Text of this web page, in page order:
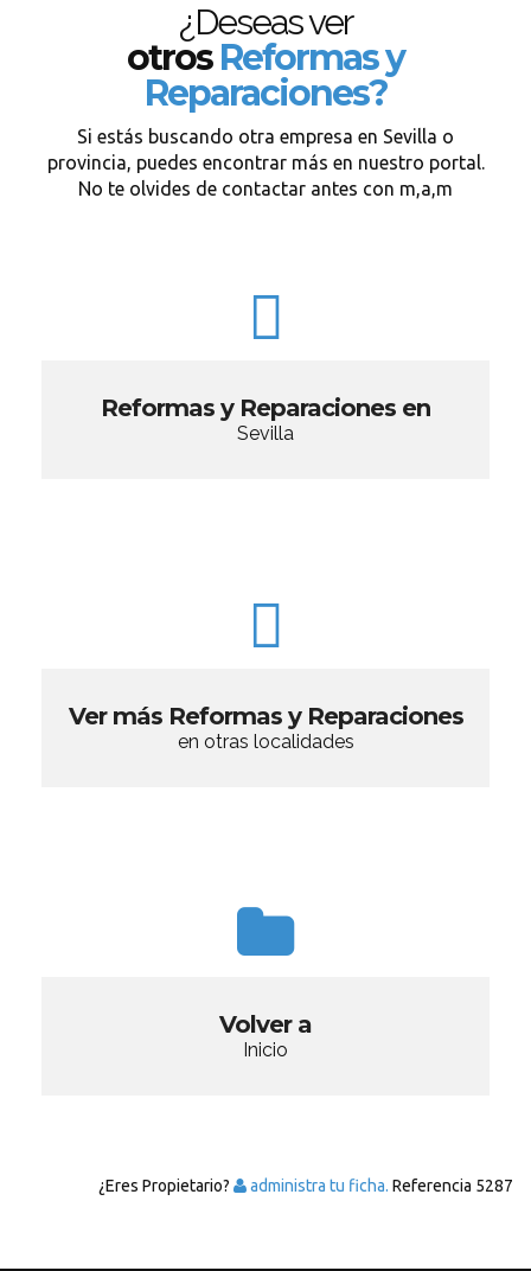
¿Deseas ver
otrosReformas y
Reparaciones?
Si estás buscando otra empresa en Sevilla o
provincia, puedes encontrar más en nuestro portal.
No te olvides de contactar antes con m,a,m
Reformas y Reparaciones en
Sevilla
Ver más Reformas y Reparaciones
en otras localidades
Volver a
Inicio
¿Eres Propietario? administra tu ficha. Referencia 5287